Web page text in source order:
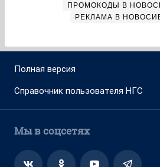
ПРОМОКОДЫ В
РЕКЛАМА В
Полная версия
Справочник пользователя НГС
Мы в соцсетях